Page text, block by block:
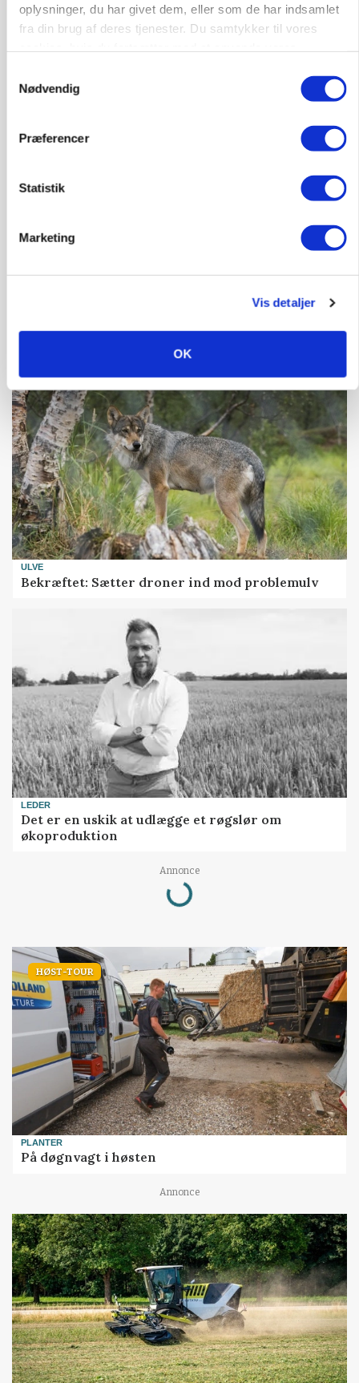
oplysninger, du har givet dem, eller som de har indsamlet
fra din brug af deres tjenester. Du samtykker til vores
Nødvendig
Præferencer
Statistik
Marketing
Vis detaljer
OK
Klimastald
Fredning binder landmands jord – kommunen
ULVE
Bekræftet: Sætter droner ind mod problemulv
LEDER
Det er en uskik at udlægge et røgslør om
økoproduktion
Annonce
Loading...
HØST-TOUR
PLANTER
På døgnvagt i høsten
Annonce